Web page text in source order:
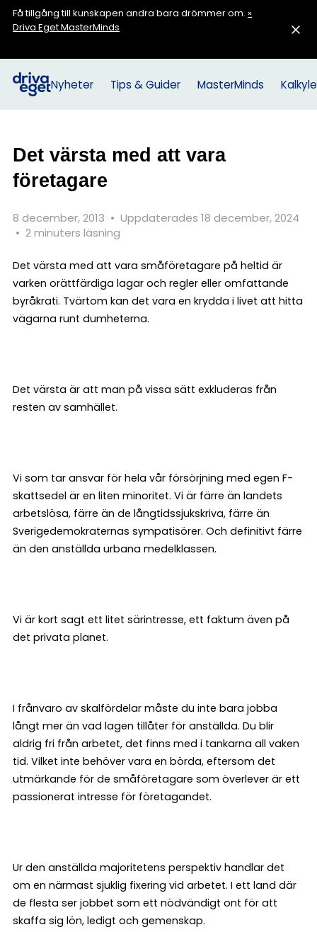
Få tillgång till kunskapen andra bara drömmer om. »
Driva Eget MasterMinds
Nyheter Tips & Guider MasterMinds
Det värsta med att vara
företagare
8 december, 2013 • Uppdaterades 18 december, 2024
• 2 minuters läsning
Det värsta med att vara småföretagare på heltid är
varken orättfärdiga lagar och regler eller omfattande
byråkrati. Tvärtom kan det vara en krydda i livet att hitta
vägarna runt dumheterna.
Det värsta är att man på vissa sätt exkluderas från
resten av samhället.
Vi som tar ansvar för hela vår försörjning med egen F-
skattsedel är en liten minoritet. Vi är färre än landets
arbetslösa, färre än de långtidssjukskriva, färre än
Sverigedemokraternas sympatisörer. Och definitivt färre
än den anställda urbana medelklassen.
Vi är kort sagt ett litet särintresse, ett faktum även på
det privata planet.
I frånvaro av skalfördelar måste du inte bara jobba
långt mer än vad lagen tillåter för anställda. Du blir
aldrig fri från arbetet, det finns med i tankarna all vaken
tid. Vilket inte behöver vara en börda, eftersom det
utmärkande för de småföretagare som överlever är ett
passionerat intresse för företagandet.
Ur den anställda majoritetens perspektiv handlar det
om en närmast sjuklig fixering vid arbetet. I ett land där
de flesta ser jobbet som ett nödvändigt ont för att
skaffa sig lön, ledigt och gemenskap.